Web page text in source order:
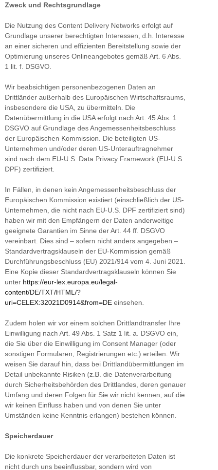
Zweck und Rechtsgrundlage
Die Nutzung des Content Delivery Networks erfolgt auf
Grundlage unserer berechtigten Interessen, d.h. Interesse
an einer sicheren und effizienten Bereitstellung sowie der
Optimierung unseres Onlineangebotes gemäß Art. 6 Abs.
1 lit. f. DSGVO.
Wir beabsichtigen personenbezogenen Daten an
Drittländer außerhalb des Europäischen Wirtschaftsraums,
insbesondere die USA, zu übermitteln. Die
Datenübermittlung in die USA erfolgt nach Art. 45 Abs. 1
DSGVO auf Grundlage des Angemessenheitsbeschluss
der Europäischen Kommission. Die beteiligten US-
Unternehmen und/oder deren US-Unterauftragnehmer
sind nach dem EU-U.S. Data Privacy Framework (EU-U.S.
DPF) zertifiziert.
In Fällen, in denen kein Angemessenheitsbeschluss der
Europäischen Kommission existiert (einschließlich der US-
Unternehmen, die nicht nach EU-U.S. DPF zertifiziert sind)
haben wir mit den Empfängern der Daten anderweitige
geeignete Garantien im Sinne der Art. 44 ff. DSGVO
vereinbart. Dies sind – sofern nicht anders angegeben –
Standardvertragsklauseln der EU-Kommission gemäß
Durchführungsbeschluss (EU) 2021/914 vom 4. Juni 2021.
Eine Kopie dieser Standardvertragsklauseln können Sie
unter https://eur-lex.europa.eu/legal-
content/DE/TXT/HTML/?
uri=CELEX:32021D0914&from=DE einsehen.
Zudem holen wir vor einem solchen Drittlandtransfer Ihre
Einwilligung nach Art. 49 Abs. 1 Satz 1 lit. a. DSGVO ein,
die Sie über die Einwilligung im Consent Manager (oder
sonstigen Formularen, Registrierungen etc.) erteilen. Wir
weisen Sie darauf hin, dass bei Drittlandübermittlungen im
Detail unbekannte Risiken (z.B. die Datenverarbeitung
durch Sicherheitsbehörden des Drittlandes, deren genauer
Umfang und deren Folgen für Sie wir nicht kennen, auf die
wir keinen Einfluss haben und von denen Sie unter
Umständen keine Kenntnis erlangen) bestehen können.
Speicherdauer
Die konkrete Speicherdauer der verarbeiteten Daten ist
nicht durch uns beeinflussbar, sondern wird von